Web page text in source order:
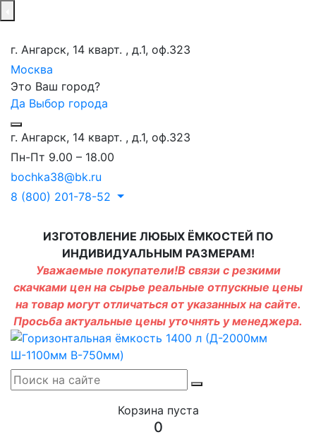
г. Ангарск, 14 кварт. , д.1, оф.323
Москва
Это Ваш город?
Да Выбор города
г. Ангарск, 14 кварт. , д.1, оф.323
Пн-Пт 9.00 – 18.00
bochka38@bk.ru
8 (800) 201-78-52
ИЗГОТОВЛЕНИЕ ЛЮБЫХ ЁМКОСТЕЙ ПО
ИНДИВИДУАЛЬНЫМ РАЗМЕРАМ!
Уважаемые покупатели!В связи с резкими
скачками цен на сырье реальные отпускные цены
на товар могут отличаться от указанных на сайте.
Просьба актуальные цены уточнять у менеджера.
Корзина пуста
0